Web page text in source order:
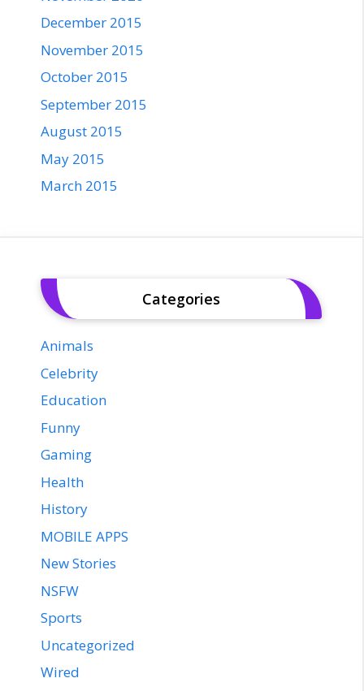
December 2015
November 2015
October 2015
September 2015
August 2015
May 2015
March 2015
Categories
Animals
Celebrity
Education
Funny
Gaming
Health
History
MOBILE APPS
New Stories
NSFW
Sports
Uncategorized
Wired